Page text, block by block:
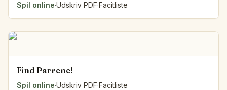
Spil online·Udskriv PDF·Facitliste
Find Parrene!
Spil online·Udskriv PDF·Facitliste